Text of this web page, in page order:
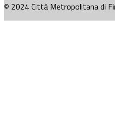
© 2024 Città Metropolitana di